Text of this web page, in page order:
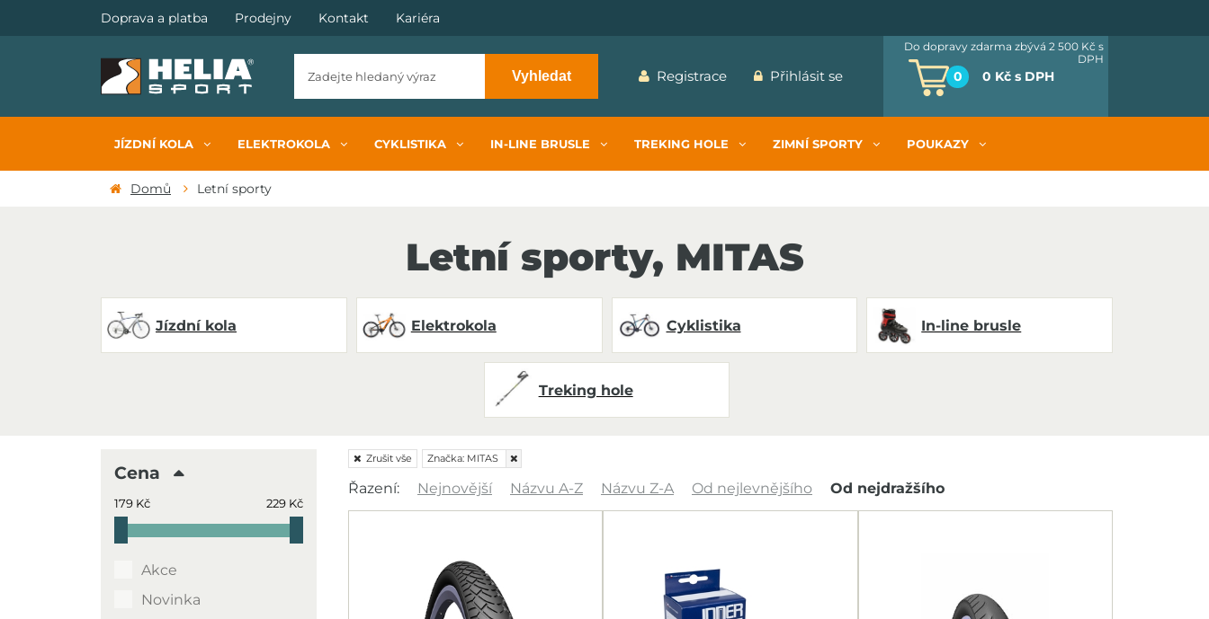
Doprava a platba Prodejny Kontakt Kariéra
Vyhledat Registrace Přihlásit se 0 0 Kč s DPH
Do dopravy zdarma zbývá 2 500 Kč s
DPH
JÍZDNÍ KOLA ELEKTROKOLA CYKLISTIKA IN-LINE BRUSLE TREKING HOLE ZIMNÍ SPORTY POUKAZY
Domů Letní sporty
Letní sporty, MITAS
Jízdní kola Elektrokola Cyklistika In-line brusle
Treking hole
Cena
179 Kč 229 Kč
Akce
Novinka
Zrušit vše Značka: MITAS
Řazení: Nejnovější Názvu A-Z Názvu Z-A Od nejlevnějšího Od nejdražšího